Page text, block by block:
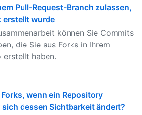
Pull-Request-Branch zulassen,
erstellt wurde
können Sie Commits
die Sie aus Forks in Ihrem
erstellt haben.
wenn ein Repository
dessen Sichtbarkeit ändert?